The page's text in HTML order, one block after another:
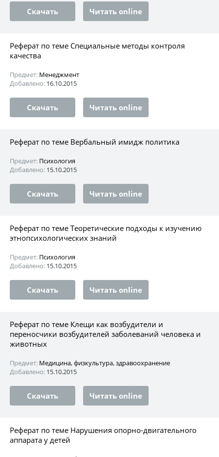
Скачать Читать online
Реферат по теме Специальные методы контроля
качества
Предмет: Менеджмент
Добавлено: 16.10.2015
Скачать Читать online
Реферат по теме Вербальный имидж политика
Предмет: Психология
Добавлено: 15.10.2015
Скачать Читать online
Реферат по теме Теоретические подходы к изучению
этнопсихологических знаний
Предмет: Психология
Добавлено: 15.10.2015
Скачать Читать online
Реферат по теме Клещи как возбудители и
переносчики возбудителей заболеваний человека и
животных
Предмет: Медицина, физкультура, здравоохранение
Добавлено: 15.10.2015
Скачать Читать online
Реферат по теме Нарушения опорно-двигательного
аппарата у детей